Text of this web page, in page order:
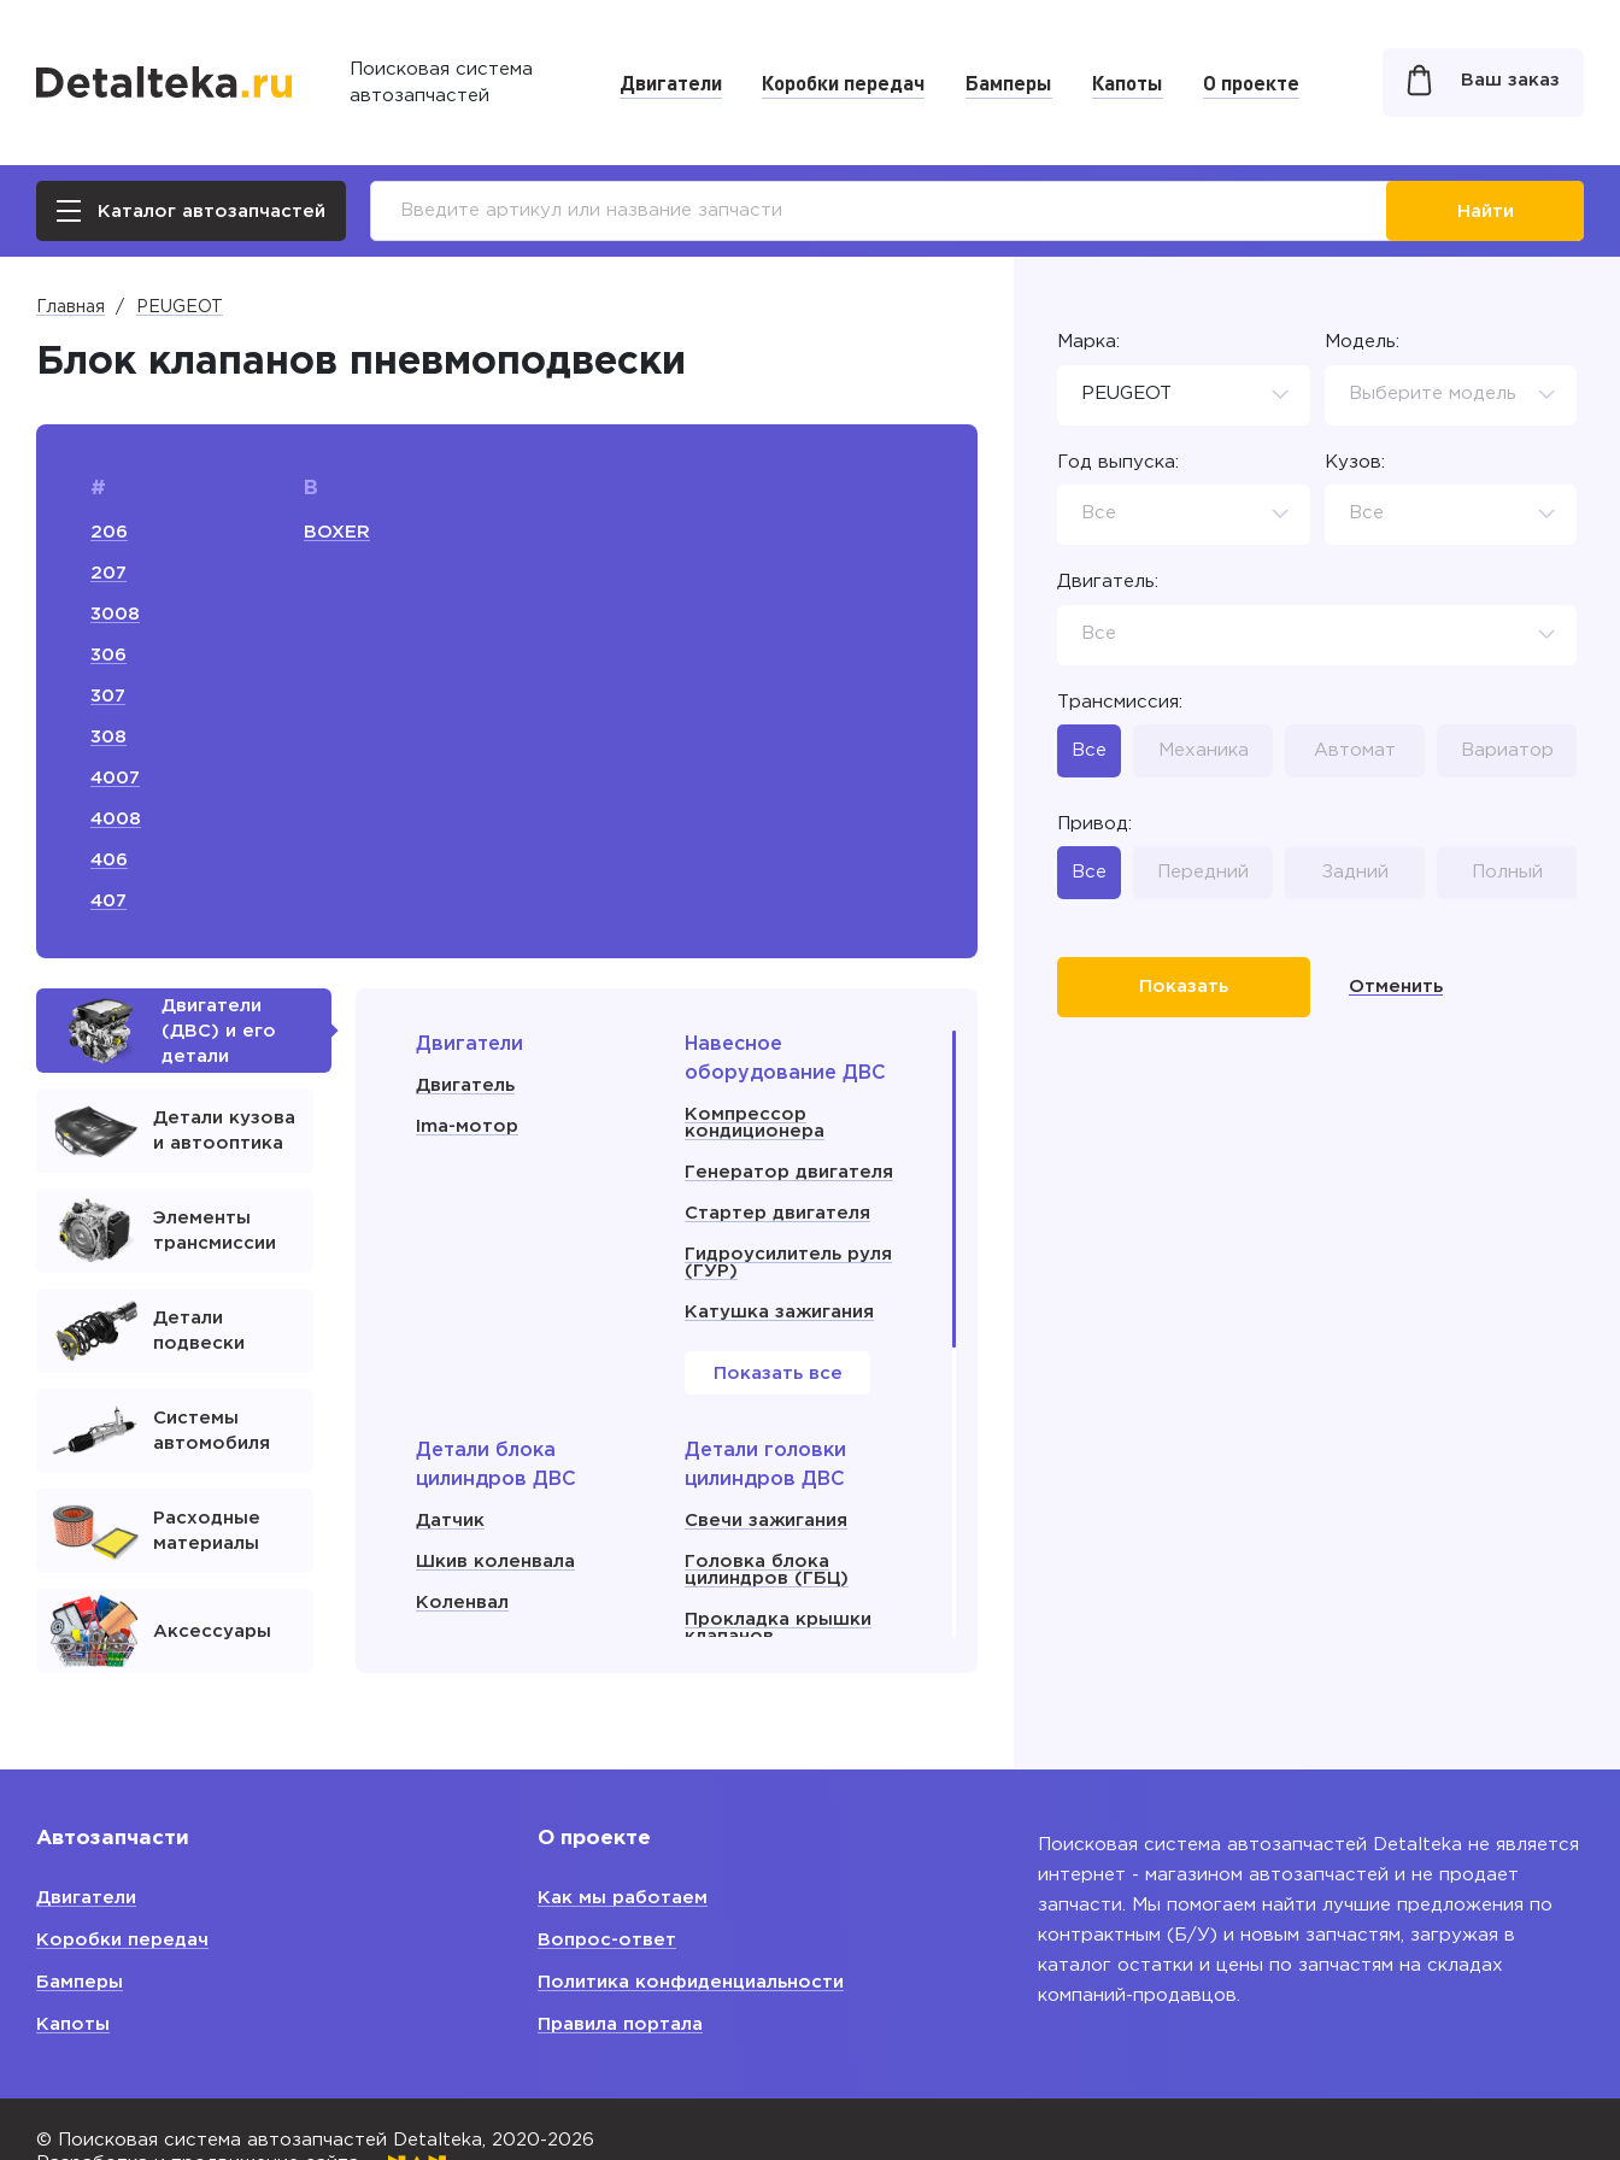
Поисковая система
автозапчастей
Двигатели Коробки передач Бамперы Капоты О проекте Ваш заказ
Каталог автозапчастей Найти
Главная PEUGEOT
Блок клапанов пневмоподвески
#
206
207
3008
306
307
308
4007
4008
406
407
B
BOXER
Двигатели
(ДВС) и его
детали
Детали кузова
и автооптика
Элементы
трансмиссии
Детали
подвески
Системы
автомобиля
Расходные
материалы
Аксессуары
Двигатели
Двигатель
Ima-мотор
Навесное
оборудование ДВС
Компрессор
кондиционера
Генератор двигателя
Стартер двигателя
Гидроусилитель руля
(ГУР)
Катушка зажигания
Показать все
Детали блока
цилиндров ДВС
Датчик
Шкив коленвала
Коленвал
Детали головки
цилиндров ДВС
Свечи зажигания
Головка блока
цилиндров (ГБЦ)
Прокладка крышки
клапанов
поликлиновый
Блок двигателя
Марка:
PEUGEOT
Модель:
Выберите модель
Год выпуска:
Все
Кузов:
Все
Двигатель:
Все
Трансмиссия:
Все Механика Автомат Вариатор
Привод:
Все Передний Задний Полный
Отменить
Автозапчасти
Двигатели
Коробки передач
Бамперы
Капоты
О проекте
Как мы работаем
Вопрос-ответ
Политика конфиденциальности
Правила портала
Поисковая система автозапчастей Detalteka не является
интернет - магазином автозапчастей и не продает
запчасти. Мы помогаем найти лучшие предложения по
контрактным (Б/У) и новым запчастям, загружая в
каталог остатки и цены по запчастям на складах
компаний-продавцов.
© Поисковая система автозапчастей Detalteka, 2020-2026